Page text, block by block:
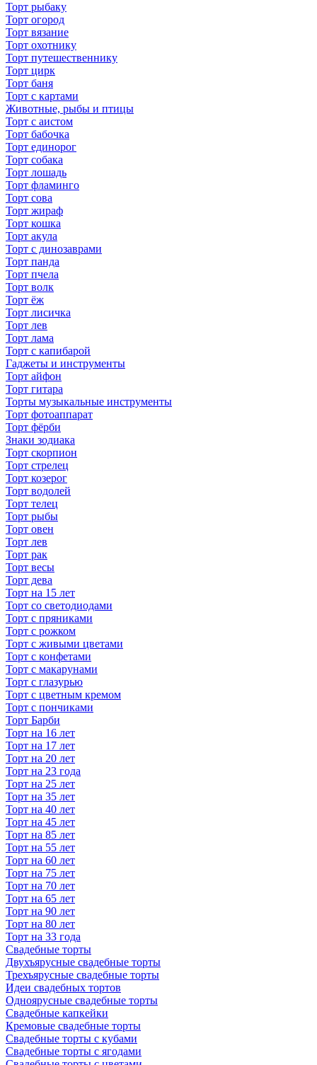
Торт рыбаку
Торт огород
Торт вязание
Торт охотнику
Торт путешественнику
Торт цирк
Торт баня
Торт с картами
Животные, рыбы и птицы
Торт с аистом
Торт бабочка
Торт единорог
Торт собака
Торт лошадь
Торт фламинго
Торт сова
Торт жираф
Торт кошка
Торт акула
Торт с динозаврами
Торт панда
Торт пчела
Торт волк
Торт ёж
Торт лисичка
Торт лев
Торт лама
Торт с капибарой
Гаджеты и инструменты
Торт айфон
Торт гитара
Торты музыкальные инструменты
Торт фотоаппарат
Торт фёрби
Знаки зодиака
Торт скорпион
Торт стрелец
Торт козерог
Торт водолей
Торт телец
Торт рыбы
Торт овен
Торт лев
Торт рак
Торт весы
Торт дева
Торт на 15 лет
Торт со светодиодами
Торт с пряниками
Торт с рожком
Торт с живыми цветами
Торт с конфетами
Торт с макарунами
Торт с глазурью
Торт с цветным кремом
Торт с пончиками
Торт Барби
Торт на 16 лет
Торт на 17 лет
Торт на 20 лет
Торт на 23 года
Торт на 25 лет
Торт на 35 лет
Торт на 40 лет
Торт на 45 лет
Торт на 85 лет
Торт на 55 лет
Торт на 60 лет
Торт на 75 лет
Торт на 70 лет
Торт на 65 лет
Торт на 90 лет
Торт на 80 лет
Торт на 33 года
Свадебные торты
Двухъярусные свадебные торты
Трехъярусные свадебные торты
Идеи свадебных тортов
Одноярусные свадебные торты
Свадебные капкейки
Кремовые свадебные торты
Свадебные торты с кубами
Свадебные торты с ягодами